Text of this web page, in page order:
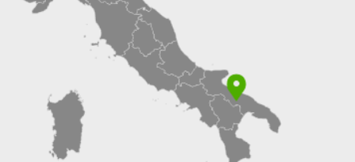
INCARICHI
DI
CONSULENZA
NELL’ATTUAZIONE
DELLA
PROGRAMMAZIONE
LEADER
2023/2027